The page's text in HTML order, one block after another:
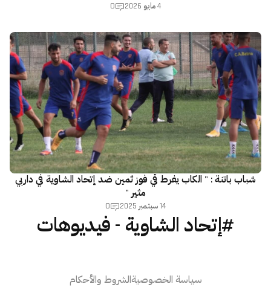
4 مايو 2026 0
شباب باتنة : " الكاب يفرط قي فوز ثمين ضد إتحاد الشاوية في داربي
مثير "
14 سبتمبر 2025 0
#إتحاد الشاوية - فيديوهات
سياسة الخصوصيةالشروط والأحكام